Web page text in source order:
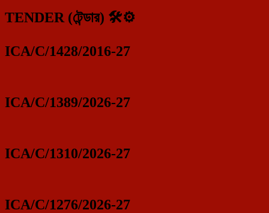
TENDER (টেন্ডার) 🛠️⚙️
ICA/C/1428/2016-27
ICA/C/1389/2026-27
ICA/C/1310/2026-27
ICA/C/1276/2026-27